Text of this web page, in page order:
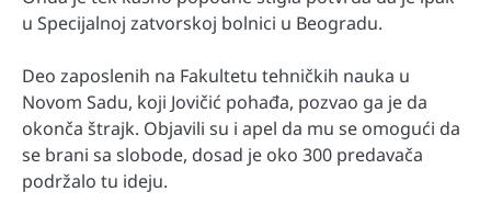
u Specijalnoj zatvorskoj bolnici u Beogradu.
Deo zaposlenih na Fakultetu tehničkih nauka u
Novom Sadu, koji Jovičić pohađa, pozvao ga je da
okonča štrajk. Objavili su i apel da mu se omogući da
se brani sa slobode, dosad je oko 300 predavača
podržalo tu ideju.